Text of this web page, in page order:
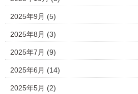
2025年9月 (5)
2025年8月 (3)
2025年7月 (9)
2025年6月 (14)
2025年5月 (2)